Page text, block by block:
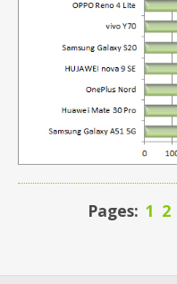
Pages: 1 2